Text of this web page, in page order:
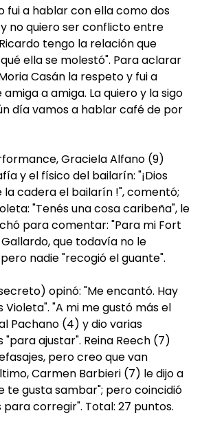
fui a hablar con ella como dos
no quiero ser conflicto entre
tengo la relación que
ella se molestó". Para aclarar
Casán la respeto y fui a
a amiga. La quiero y la sigo
día vamos a hablar café de por
Graciela Alfano (9)
y el físico del bailarín: "¡Dios
cadera el bailarín !", comentó;
"Tenés una cosa caribeña", le
para comentar: "Para mi Fort
que todavía no le
nadie "recogió el guante".
opinó: "Me encantó. Hay
Violeta". "A mi me gustó más el
Pachano (4) y dio varias
ajustar". Reina Reech (7)
pero creo que van
Carmen Barbieri (7) le dijo a
te gusta sambar"; pero coincidió
para corregir". Total: 27 puntos.